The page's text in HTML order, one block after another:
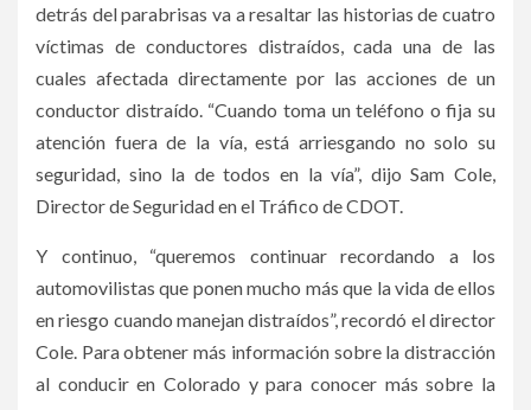
detrás del parabrisas va a resaltar las historias de cuatro
víctimas de conductores distraídos, cada una de las
cuales afectada directamente por las acciones de un
conductor distraído. “Cuando toma un teléfono o fija su
atención fuera de la vía, está arriesgando no solo su
seguridad, sino la de todos en la vía”, dijo Sam Cole,
Director de Seguridad en el Tráfico de CDOT.
Y continuo, “queremos continuar recordando a los
automovilistas que ponen mucho más que la vida de ellos
en riesgo cuando manejan distraídos”, recordó el director
Cole. Para obtener más información sobre la distracción
al conducir en Colorado y para conocer más sobre la